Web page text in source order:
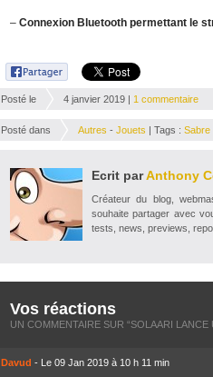
– Connexion Bluetooth permettant le
Posté le 4 janvier 2019 | 1 commentaire
Posté dans Autres - Jouets | Tags : Sabre
Ecrit parAnthony
Créateur du blog,
souhaite partager avec
tests, news, previews,
Vos réactions
UN COMMENTAIRE SUR “SOLAARI LANCE
Davud - Le 09 Jan 2019 à 10 h 11 min